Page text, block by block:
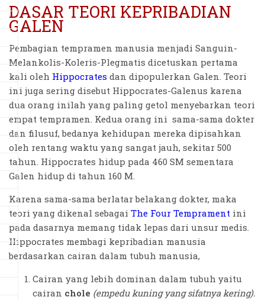
DASAR TEORI KEPRIBADIAN
GALEN
Pembagian tempramen manusia menjadi Sanguin-
Melankolis-Koleris-Plegmatis dicetuskan pertama
kali oleh Hippocrates dan dipopulerkan Galen. Teori
ini juga sering disebut Hippocrates-Galenus karena
dua orang inilah yang paling getol menyebarkan teori
empat tempramen. Kedua orang ini sama-sama dokter
dan filusuf, bedanya kehidupan mereka dipisahkan
oleh rentang waktu yang sangat jauh, sekitar 500
tahun. Hippocrates hidup pada 460 SM sementara
Galen hidup di tahun 160 M.
Karena sama-sama berlatar belakang dokter, maka
teori yang dikenal sebagai The Four Temprament ini
pada dasarnya memang tidak lepas dari unsur medis.
Hippocrates membagi kepribadian manusia
berdasarkan cairan dalam tubuh manusia,
Cairan yang lebih dominan dalam tubuh yaitu
cairan chole (empedu kuning yang sifatnya kering).